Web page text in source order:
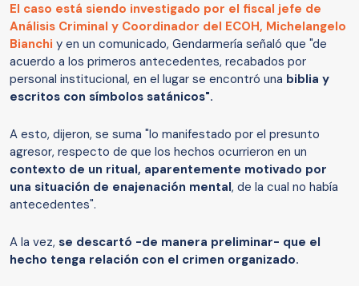
El caso está siendo investigado por el fiscal jefe de
Análisis Criminal y Coordinador del ECOH, Michelangelo
Bianchi y en un comunicado, Gendarmería señaló que "de
acuerdo a los primeros antecedentes, recabados por
personal institucional, en el lugar se encontró una biblia y
escritos con símbolos satánicos".
A esto, dijeron, se suma "lo manifestado por el presunto
agresor, respecto de que los hechos ocurrieron en un
contexto de un ritual, aparentemente motivado por
una situación de enajenación mental, de la cual no había
antecedentes".
A la vez, se descartó -de manera preliminar- que el
hecho tenga relación con el crimen organizado.